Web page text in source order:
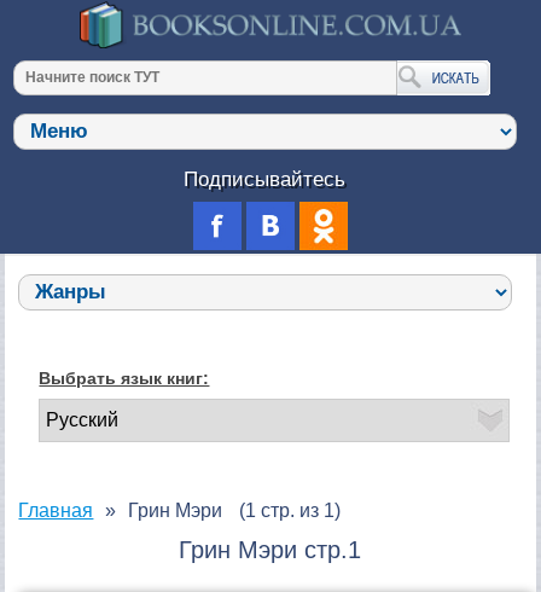
Подписывайтесь
Выбрать язык книг:
Главная Грин Мэри (1 стр. из 1)
Грин Мэри стр.1